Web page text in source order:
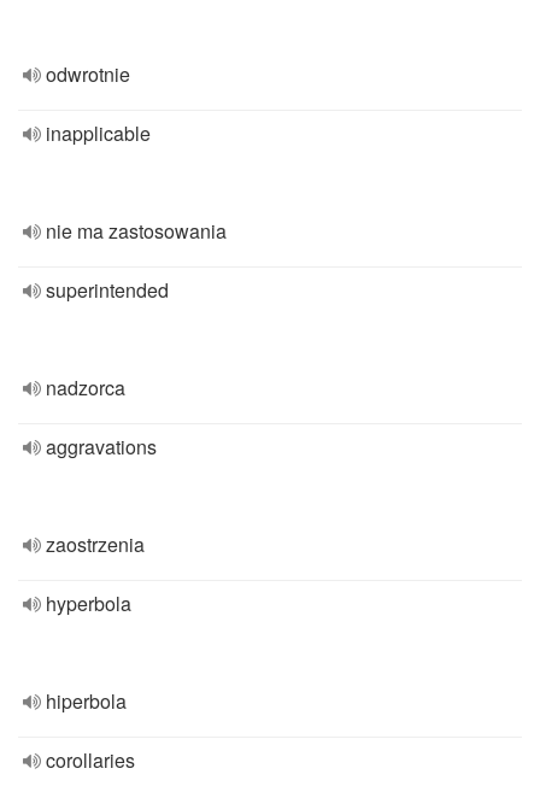
odwrotnie
inapplicable
nie ma zastosowania
superintended
nadzorca
aggravations
zaostrzenia
hyperbola
hiperbola
corollaries